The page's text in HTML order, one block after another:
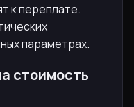
к переплате.
параметрах.
стоимость